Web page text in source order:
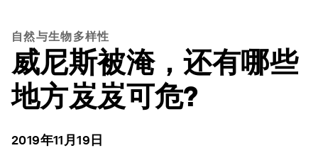
自然与生物多样性
威尼斯被淹，还有哪些
地方岌岌可危?
2019年11月19日